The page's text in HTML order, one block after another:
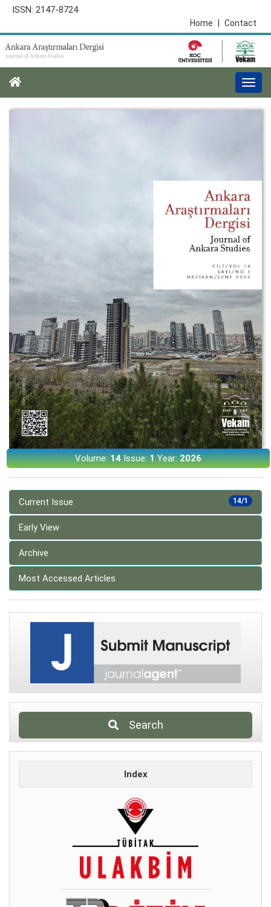
ISSN: 2147-8724
Contact
Home
Volume:14Issue:1Year:2026
14/1
Current Issue
Early View
Archive
Most Accessed Articles
Search
Index